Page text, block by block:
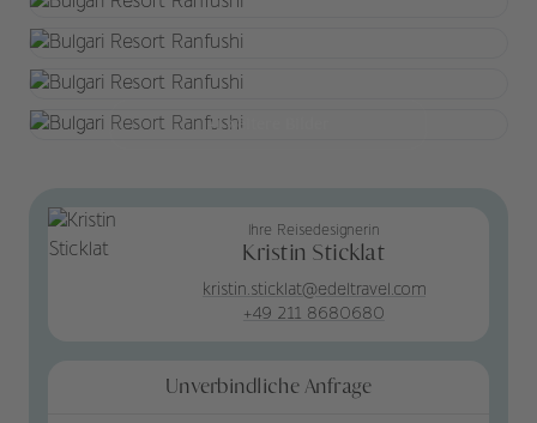
+1 weitere Bilder
Ihre Reisedesignerin
Kristin Sticklat
kristin.sticklat@edeltravel.com
+49 211 8680680
Unverbindliche Anfrage